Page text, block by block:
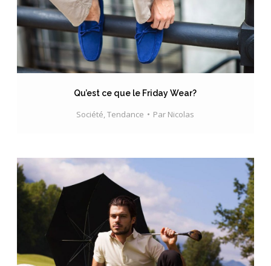
Qu’est ce que le Friday Wear?
Société,Tendance Par Nicolas